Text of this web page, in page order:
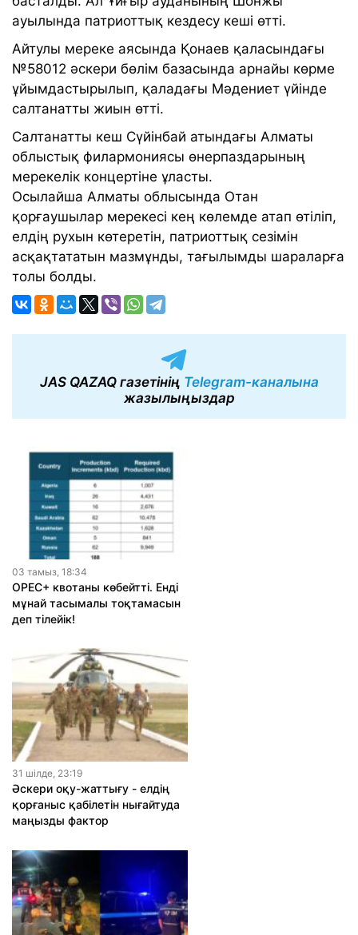
ауылында патриоттық кездесу кеші өтті.
Айтулы мереке аясында Қонаев қаласындағы
№58012 әскери бөлім базасында арнайы көрме
ұйымдастырылып, қаладағы Мәдениет үйінде
салтанатты жиын өтті.
Салтанатты кеш Сүйінбай атындағы Алматы
облыстық филармониясы өнерпаздарының
мерекелік концертіне ұласты.
Осылайша Алматы облысында Отан
қорғаушылар мерекесі кең көлемде атап өтіліп,
елдің рухын көтеретін, патриоттық сезімін
асқақтататын мазмұнды, тағылымды шараларға
толы болды.
JAS QAZAQ газетінің Telegram-каналына
жазылыңыздар
03 тамыз, 18:34
OPEC+ квотаны көбейтті. Енді
мұнай тасымалы тоқтамасын
деп тілейік!
31 шiлде, 23:19
Әскери оқу-жаттығу - елдің
қорғаныс қабілетін нығайтуда
маңызды фактор